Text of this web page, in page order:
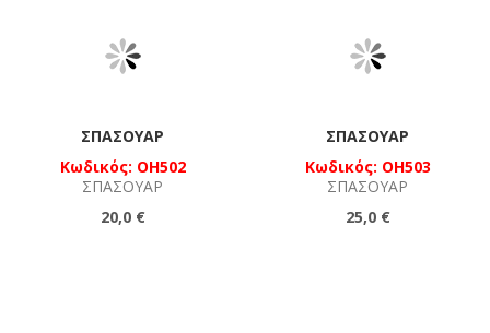
ΣΠΑΣΟΥΆΡ
Κωδικός: OH502
ΣΠΑΣΟΥΆΡ
20,0 €
ΣΠΑΣΟΥΆΡ
Κωδικός: OH503
ΣΠΑΣΟΥΆΡ
25,0 €